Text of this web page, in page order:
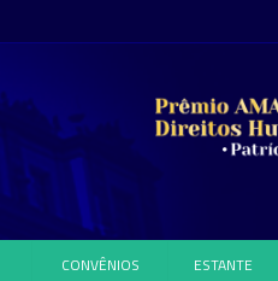
CONVÊNIOS ESTANTE